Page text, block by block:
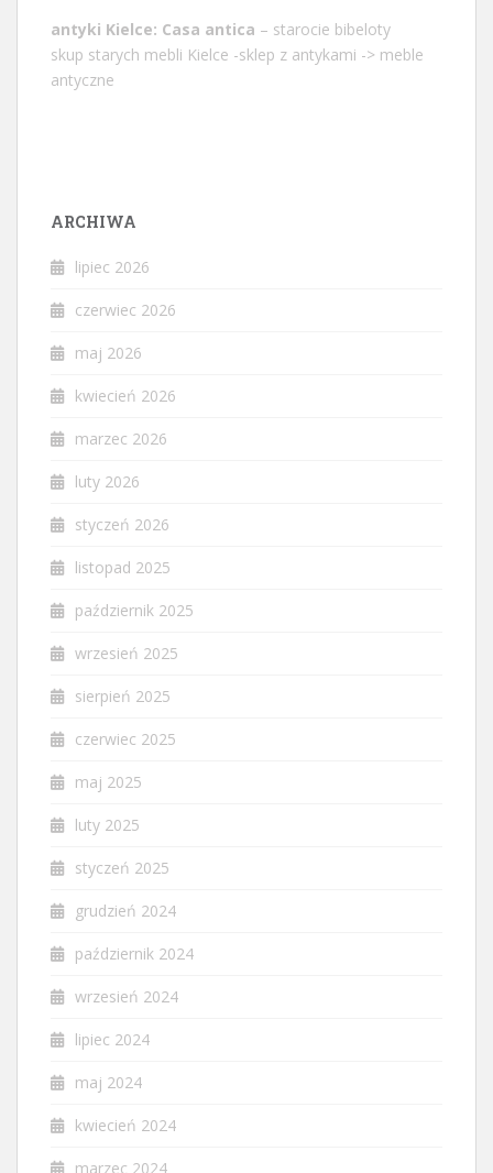
antyki Kielce: Casa antica – starocie bibeloty
skup starych mebli Kielce -sklep z antykami -> meble
antyczne
ARCHIWA
lipiec 2026
czerwiec 2026
maj 2026
kwiecień 2026
marzec 2026
luty 2026
styczeń 2026
listopad 2025
październik 2025
wrzesień 2025
sierpień 2025
czerwiec 2025
maj 2025
luty 2025
styczeń 2025
grudzień 2024
październik 2024
wrzesień 2024
lipiec 2024
maj 2024
kwiecień 2024
marzec 2024